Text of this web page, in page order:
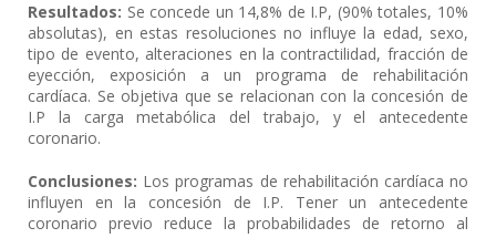
Resultados: Se concede un 14,8% de I.P, (90% totales, 10%
absolutas), en estas resoluciones no influye la edad, sexo,
tipo de evento, alteraciones en la contractilidad, fracción de
eyección, exposición a un programa de rehabilitación
cardíaca. Se objetiva que se relacionan con la concesión de
I.P la carga metabólica del trabajo, y el antecedente
coronario.
Conclusiones: Los programas de rehabilitación cardíaca no
influyen en la concesión de I.P. Tener un antecedente
coronario previo reduce la probabilidades de retorno al